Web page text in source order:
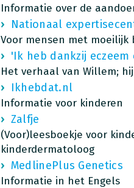
Informatie over de
Nationaal
Voor mensen met
'Ik heb dankzij
Het verhaal van Willem;
Ikhebdat.nl
Informatie voor kinderen
Zalfje
(Voor)leesboekje voor
kinderdermatoloog
MedlinePlus Genetics
Informatie in het Engels